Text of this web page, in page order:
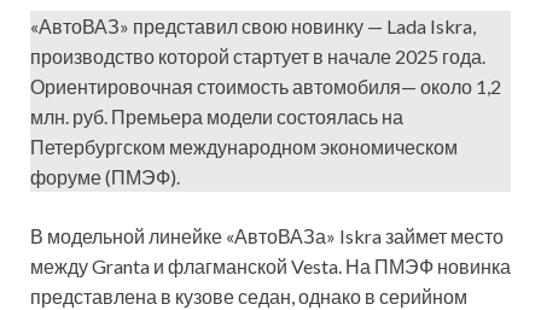
«АвтоВАЗ» представил свою новинку — Lada Iskra,
производство которой стартует в начале 2025 года.
Ориентировочная стоимость автомобиля— около 1,2
млн. руб. Премьера модели состоялась на
Петербургском международном экономическом
форуме (ПМЭФ).
В модельной линейке «АвтоВАЗа» Iskra займет место
между Granta и флагманской Vesta. На ПМЭФ новинка
представлена в кузове седан, однако в серийном